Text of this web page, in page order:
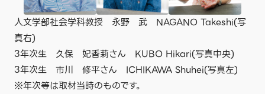
人文学部社会学科教授 永野 武 NAGANO Takeshi(写
真右)
3年次生 久保 妃香莉さん KUBO Hikari(写真中央)
3年次生 市川 修平さん ICHIKAWA Shuhei(写真左)
※年次等は取材当時のものです。